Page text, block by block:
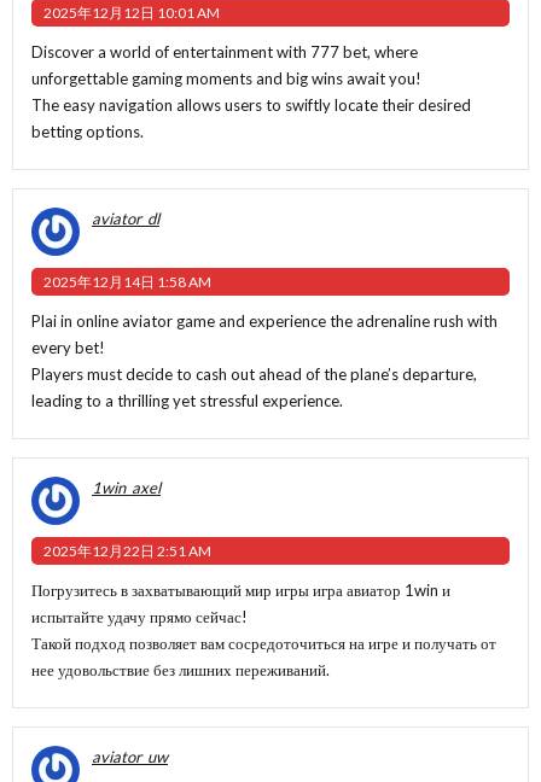
2025年12月12日 10:01 AM
Discover a world of entertainment with 777 bet, where
unforgettable gaming moments and big wins await you!
The easy navigation allows users to swiftly locate their desired
betting options.
aviator_dl
2025年12月14日 1:58 AM
Plai in online aviator gameand experience the adrenaline rush with
every bet!
Players must decide to cash out ahead of the plane’s departure,
leading to a thrilling yet stressful experience.
1win_axel
2025年12月22日 2:51 AM
Погрузитесь в захватывающий мир игрыигра авиатор 1win и
испытайте удачу прямо сейчас!
Такой подход позволяет вам сосредоточиться на игре и получать от
нее удовольствие без лишних переживаний.
aviator_uw